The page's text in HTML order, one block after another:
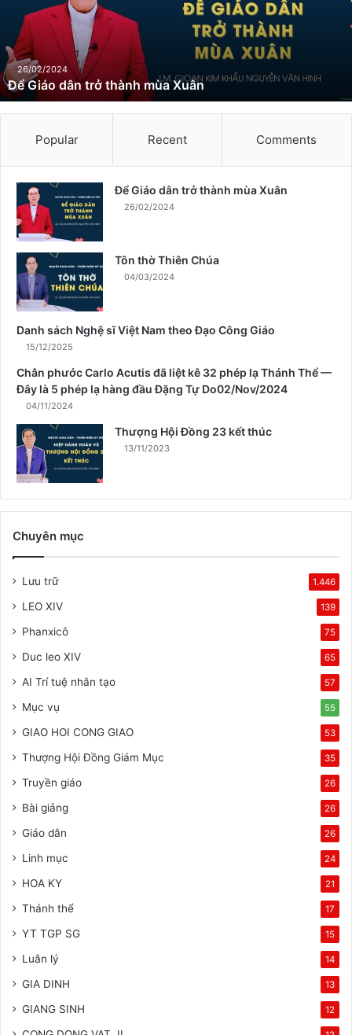
â
n
t
r
ở
à
26/02/2024
Để Giáo dân trở thành mùa Xuân
Popular Recent Comments
Để Giáo dân trở thành mùa Xuân
26/02/2024
Tôn thờ Thiên Chúa
04/03/2024
Danh sách Nghệ sĩ Việt Nam theo Đạo Công Giáo
15/12/2025
Chân phước Carlo Acutis đã liệt kê 32 phép lạ Thánh Thể —
Đây là 5 phép lạ hàng đầu Đặng Tự Do02/Nov/2024
04/11/2024
Thượng Hội Đồng 23 kết thúc
13/11/2023
Chuyên mục
Lưu trữ 1.446
LEO XIV 139
Phanxicô 75
Duc leo XIV 65
AI Trí tuệ nhân tạo 57
Mục vụ 55
GIAO HOI CONG GIAO 53
Thượng Hội Đồng Giám Mục 35
Truyền giáo 26
Bài giảng 26
Giáo dân 26
Linh mục 24
HOA KY 21
Thánh thể 17
YT TGP SG 15
Luân lý 14
GIA DINH 13
GIANG SINH 12